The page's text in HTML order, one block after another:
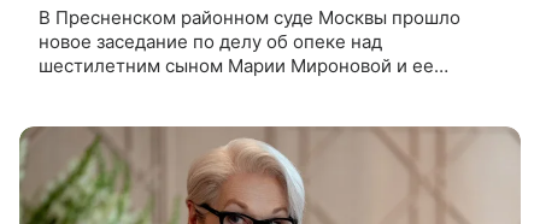
В Пресненском районном суде Москвы прошло
новое заседание по делу об опеке над
шестилетним сыном Марии Мироновой и ее